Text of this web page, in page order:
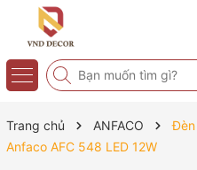
Trang chủ ANFACO
Đèn
Anfaco AFC 548 LED 12W